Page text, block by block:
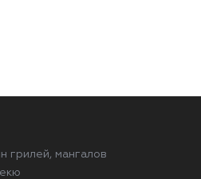
грилей, мангалов